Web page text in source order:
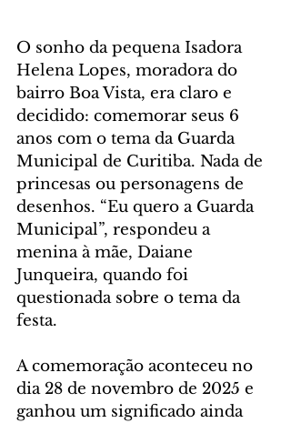
O sonho da pequena Isadora
Helena Lopes, moradora do
bairro Boa Vista, era claro e
decidido: comemorar seus 6
anos com o tema da Guarda
Municipal de Curitiba. Nada de
princesas ou personagens de
desenhos. “Eu quero a Guarda
Municipal”, respondeu a
menina à mãe, Daiane
Junqueira, quando foi
questionada sobre o tema da
festa.
A comemoração aconteceu no
dia 28 de novembro de 2025 e
ganhou um significado ainda